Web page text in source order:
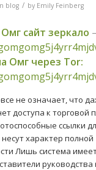
blog / by Emily Feinberg
сайт зеркало –
Омг через Tor:
не означает, что
доступа к торговой
ссылки
характер полной
Лишь система